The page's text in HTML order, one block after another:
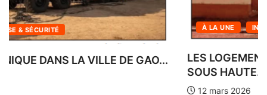
À LA UNE INFOS DU SOIR DE BAMAKO
LES LOGEMENTS SOCIAUX DE N’TABAKORO